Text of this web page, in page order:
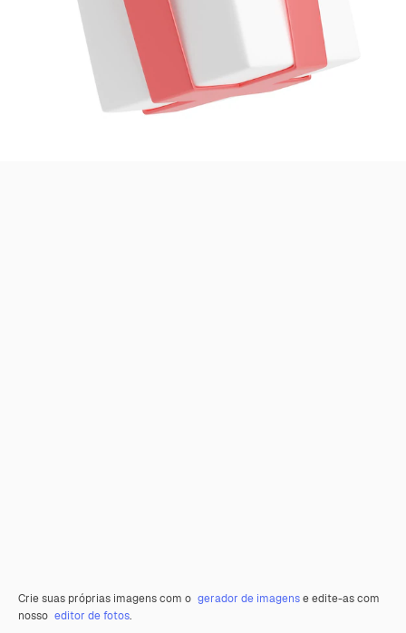
Crie suas próprias imagens com o gerador de imagense edite-as com
nosso editor de fotos.